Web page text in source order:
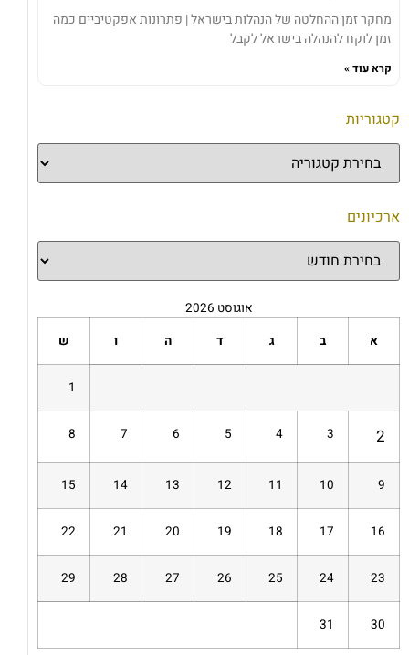
מחקר זמן ההחלטה של הנהלות בישראל | פתרונות אפקטיביים כמה
זמן לוקח להנהלה בישראל לקבל
קרא עוד »
קטגוריות
ארכיונים
אוגוסט 2026
א
ב ג ד ה ו ש
1
2
3
4
5
6
7
8
9
10
11
12
13
14
15
16
17
18
19
20
21
22
23
24
25
26
27
28
29
30
31